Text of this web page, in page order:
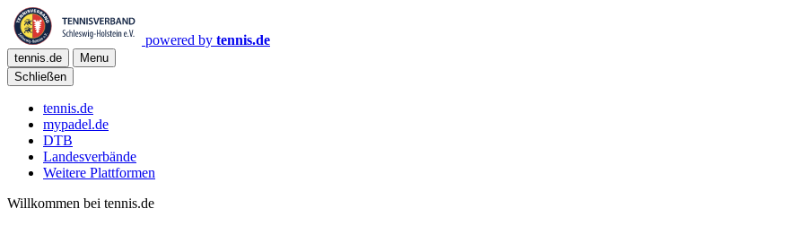
powered by tennis.de
tennis.de
Menu
Schließen
tennis.de
mypadel.de
DTB
Landesverbände
Weitere Plattformen
Willkommen bei tennis.de